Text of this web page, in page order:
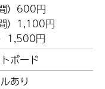
）600円
）1,100円
1,500円
ボード
あり